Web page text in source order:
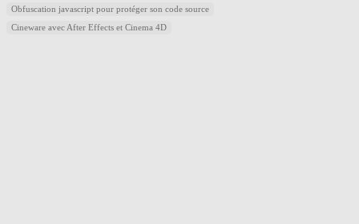
Obfuscation javascript pour protéger son code source
Cineware avec After Effects et Cinema 4D